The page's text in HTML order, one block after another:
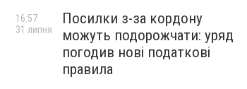
Посилки з-за кордону
можуть подорожчати: уряд
погодив нові податкові
правила
16:57
31 липня